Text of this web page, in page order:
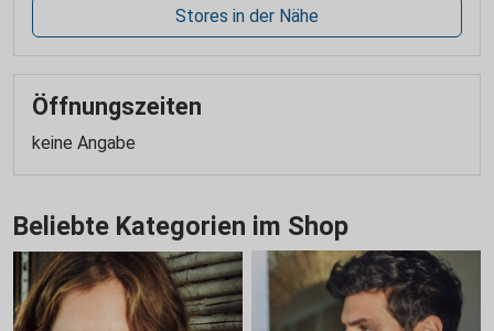
Stores in der Nähe
Öffnungszeiten
keine Angabe
Beliebte Kategorien im Shop